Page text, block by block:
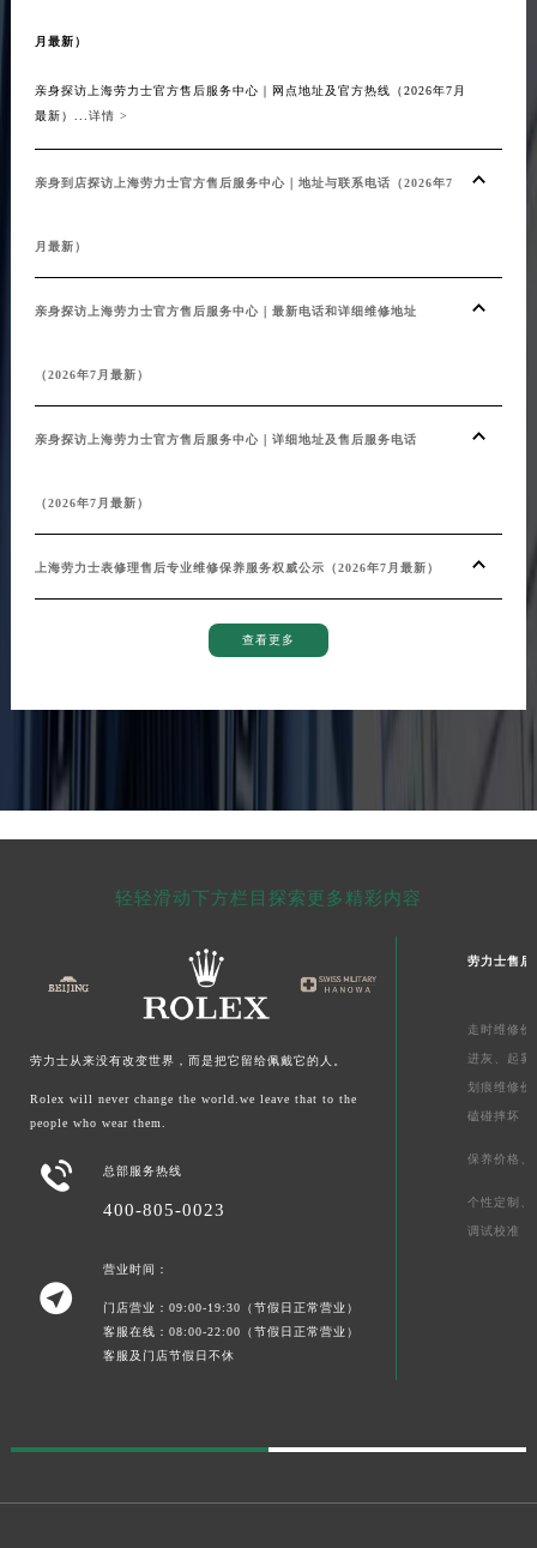
月最新）
亲身探访上海劳力士官方售后服务中心｜网点地址及官方热线（2026年7月
最新）...详情 >
亲身到店探访上海劳力士官方售后服务中心｜地址与联系电话（2026年7
月最新）
亲身探访上海劳力士官方售后服务中心｜最新电话和详细维修地址
（2026年7月最新）
亲身探访上海劳力士官方售后服务中心｜详细地址及售后服务电话
（2026年7月最新）
上海劳力士表修理售后专业维修保养服务权威公示（2026年7月最新）
查看更多
轻轻滑动下方栏目探索更多精彩内容
劳力士从来没有改变世界，而是把它留给佩戴它的人。
Rolex will never change the world.we leave that to the
people who wear them.
 总部服务热线
400-805-0023

营业时间：
门店营业：09:00-19:30（节假日正常营业）
客服在线：08:00-22:00（节假日正常营业）
客服及门店节假日不休
劳力士售后
走时维修价
进灰、 起雾
划痕维修价
磕碰摔坏
保养价格、
个性定制、
调试校准